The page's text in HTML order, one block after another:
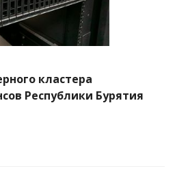
кластера
Республики Бурятия